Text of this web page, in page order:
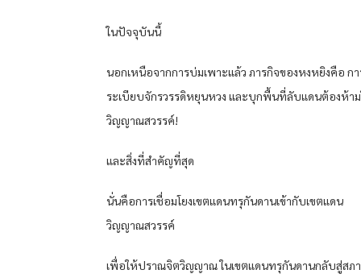
ในปัจจุบันนี้
นอกเหนือจากการบ่มเพาะแล้ว ภารกิจของหงหยิงคือ กา
ระเบียบจักรวรรดิหยุนหวง และบุกพื้นที่ลับแดนต้องห้าม
วิญญาณสวรรค์!
และสิ่งที่สำคัญที่สุด
นั่นคือการเชื่อมโยงเขตแดนทรุกันดานเข้ากับเขตแดน
วิญญาณสวรรค์
เพื่อให้ปราณจิตวิญญาณ ในเขตแดนทรุกันดานกลับสู่สภ